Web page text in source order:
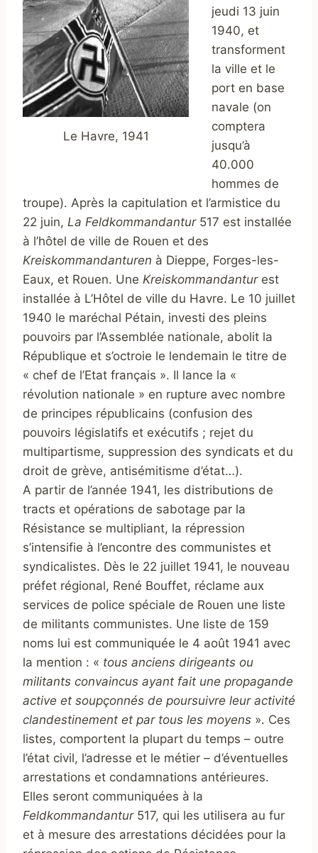
Le Havre, 1941
jeudi 13 juin
1940, et
transforment
la ville et le
port en base
navale (on
comptera
jusqu’à
40.000
hommes de
troupe). Après la capitulation et l’armistice du
22 juin, La Feldkommandantur 517 est installée
à l’hôtel de ville de Rouen et des
Kreiskommandanturen à Dieppe, Forges-les-
Eaux, et Rouen. Une Kreiskommandanturest
installée à L’Hôtel de ville du Havre. Le 10 juillet
1940 le maréchal Pétain, investi des pleins
pouvoirs par l’Assemblée nationale, abolit la
République et s’octroie le lendemain le titre de
« chef de l’Etat français ». Il lance la «
révolution nationale » en rupture avec nombre
de principes républicains (confusion des
pouvoirs législatifs et exécutifs ; rejet du
multipartisme, suppression des syndicats et du
droit de grève, antisémitisme d’état…).
A partir de l’année 1941, les distributions de
tracts et opérations de sabotage par la
Résistance se multipliant, la répression
s’intensifie à l’encontre des communistes et
syndicalistes. Dès le 22 juillet 1941, le nouveau
préfet régional, René Bouffet, réclame aux
services de police spéciale de Rouen une liste
de militants communistes. Une liste de 159
noms lui est communiquée le 4 août 1941 avec
la mention : « tous anciens dirigeants ou
militants convaincus ayant fait une propagande
active et soupçonnés de poursuivre leur activité
clandestinement et par tous les moyens ». Ces
listes, comportent la plupart du temps – outre
l’état civil, l’adresse et le métier – d’éventuelles
arrestations et condamnations antérieures.
Elles seront communiquées à la
Feldkommandantur517, qui les utilisera au fur
et à mesure des arrestations décidées pour la